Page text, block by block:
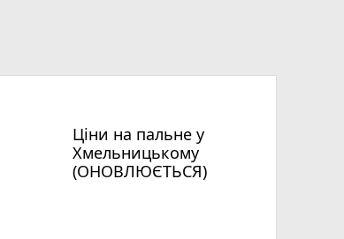
Ціни на пальне у
Хмельницькому
(ОНОВЛЮЄТЬСЯ)